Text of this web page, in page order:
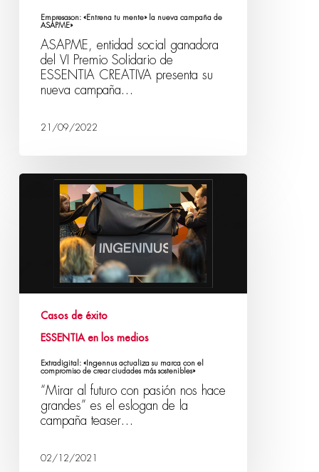
Empresason: «Entrena tu mente» la nueva campaña de
ASAPME»
ASAPME, entidad social ganadora
del VI Premio Solidario de
ESSENTIA CREATIVA presenta su
nueva campaña…
21/09/2022
Casos de éxito
ESSENTIA en los medios
Extradigital: «Ingennus actualiza su marca con el
compromiso de crear ciudades más sostenibles»
“Mirar al futuro con pasión nos hace
grandes” es el eslogan de la
campaña teaser…
02/12/2021